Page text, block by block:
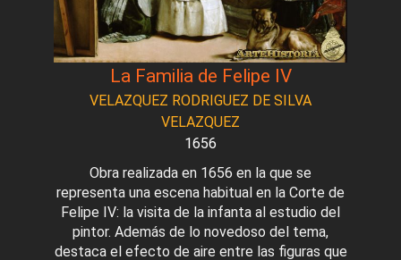
La Familia de Felipe IV
VELAZQUEZ RODRIGUEZ DE SILVA
VELAZQUEZ
1656
Obra realizada en 1656 en la que se
representa una escena habitual en la Corte de
Felipe IV: la visita de la infanta al estudio del
pintor. Además de lo novedoso del tema,
destaca el efecto de aire entre las figuras que